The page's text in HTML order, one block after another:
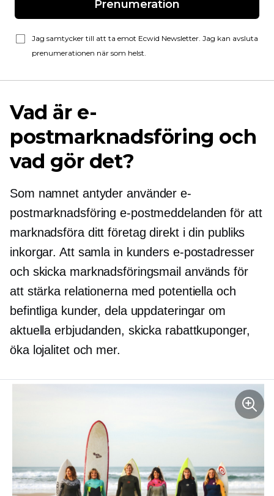
Prenumeration
Jag samtycker till att ta emot Ecwid Newsletter. Jag kan avsluta
prenumerationen när som helst.
Vad är e-
postmarknadsföring och
vad gör det?
Som namnet antyder använder e-
postmarknadsföring e-postmeddelanden för att
marknadsföra ditt företag direkt i din publiks
inkorgar. Att samla in kunders e-postadresser
och skicka marknadsföringsmail används för
att stärka relationerna med potentiella och
befintliga kunder, dela uppdateringar om
aktuella erbjudanden, skicka rabattkuponger,
öka lojalitet och mer.